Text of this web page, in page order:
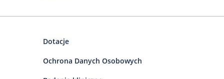
Dotacje
Ochrona Danych Osobowych